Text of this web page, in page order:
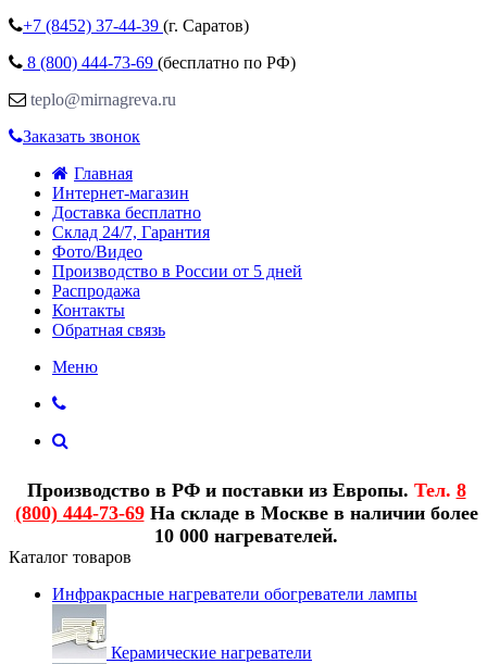
+7 (8452) 37-44-39 (г. Саратов)
8 (800) 444-73-69 (бесплатно по РФ)
teplo@mirnagreva.ru
Заказать звонок
Главная
Интернет-магазин
Доставка бесплатно
Склад 24/7, Гарантия
Фото/Видео
Производство в России от 5 дней
Распродажа
Контакты
Обратная связь
Меню
Производство в РФ и поставки из Европы. Тел. 8
(800) 444-73-69На складе в Москве в наличии более
10 000 нагревателей.
Каталог товаров
Инфракрасные нагреватели обогреватели лампы
Керамические нагреватели